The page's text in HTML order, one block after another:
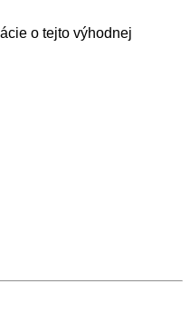
o tejto výhodnej